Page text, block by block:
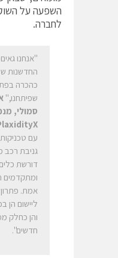
השפעה על
לחברה.
"אנחנו
כהכרה
שפיתחנו,"
סמולי,
עם
גניבת רכב
דורשת כלים
ומתקדמים
ליישום הן
והן כחלק
חדשים".